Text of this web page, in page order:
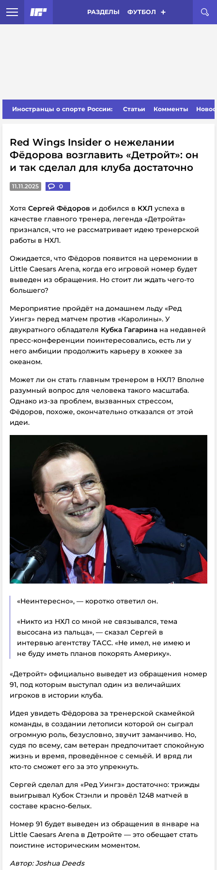
РАЗДЕЛЫ ФУТБОЛ
Иностранцы о спорте России: Статьи Комменты
Red Wings Insider о нежелании
Фёдорова возглавить «Детройт»: он
и так сделал для клуба достаточно
11.11.2025 0
Хотя Сергей Фёдоров и добился в КХЛ успеха в
качестве главного тренера, легенда «Детройта»
признался, что не рассматривает идею тренерской
работы в НХЛ.
Ожидается, что Фёдоров появится на церемонии в
Little Caesars Arena, когда его игровой номер будет
выведен из обращения. Но стоит ли ждать чего-то
большего?
Мероприятие пройдёт на домашнем льду «Ред
Уингз» перед матчем против «Каролины». У
двукратного обладателя Кубка Гагарина на недавней
пресс-конференции поинтересовались, есть ли у
него амбиции продолжить карьеру в хоккее за
океаном.
Может ли он стать главным тренером в НХЛ? Вполне
разумный вопрос для человека такого масштаба.
Однако из-за проблем, вызванных стрессом,
Фёдоров, похоже, окончательно отказался от этой
идеи.
«Неинтересно», — коротко ответил он.
«Никто из НХЛ со мной не связывался, тема
высосана из пальца», — сказал Сергей в
интервью агентству ТАСС. «Не имел, не имею и
не буду иметь планов покорять Америку».
«Детройт» официально выведет из обращения номер
91, под которым выступал один из величайших
игроков в истории клуба.
Идея увидеть Фёдорова за тренерской скамейкой
команды, в создании летописи которой он сыграл
огромную роль, безусловно, звучит заманчиво. Но,
судя по всему, сам ветеран предпочитает спокойную
жизнь и время, проведённое с семьёй. И вряд ли
кто-то сможет его за это упрекнуть.
Сергей сделал для «Ред Уингз» достаточно: трижды
выигрывал Кубок Стэнли и провёл 1248 матчей в
составе красно-белых.
Номер 91 будет выведен из обращения в январе на
Little Caesars Arena в Детройте — это обещает стать
поистине историческим моментом.
Автор: Joshua Deeds